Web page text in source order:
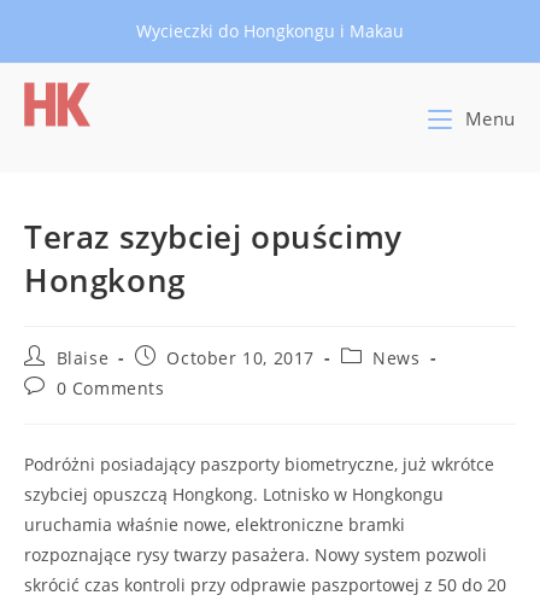
Wycieczki do Hongkongu i Makau
Menu
Teraz szybciej opuścimy
Hongkong
Post
author:
Blaise
Post
published:
October 10, 2017
PostNews
Post0 Comments
Podróżni posiadający paszporty biometryczne, już wkrótce
szybciej opuszczą Hongkong. Lotnisko w Hongkongu
uruchamia właśnie nowe, elektroniczne bramki
rozpoznające rysy twarzy pasażera. Nowy system pozwoli
skrócić czas kontroli przy odprawie paszportowej z 50 do 20